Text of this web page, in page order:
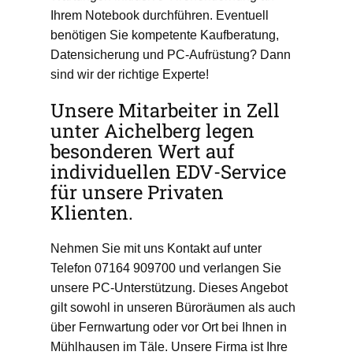
Ihrem Notebook durchführen. Eventuell
benötigen Sie kompetente Kaufberatung,
Datensicherung und PC-Aufrüstung? Dann
sind wir der richtige Experte!
Unsere Mitarbeiter in Zell
unter Aichelberg legen
besonderen Wert auf
individuellen EDV-Service
für unsere Privaten
Klienten.
Nehmen Sie mit uns Kontakt auf unter
Telefon 07164 909700 und verlangen Sie
unsere PC-Unterstützung. Dieses Angebot
gilt sowohl in unseren Büroräumen als auch
über Fernwartung oder vor Ort bei Ihnen in
Mühlhausen im Täle. Unsere Firma ist Ihre